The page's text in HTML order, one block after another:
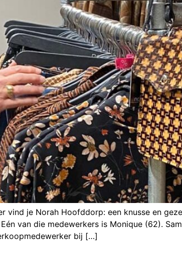
vind je Norah Hoofddorp: een knusse en
van die medewerkers is Monique (62).
bij […]